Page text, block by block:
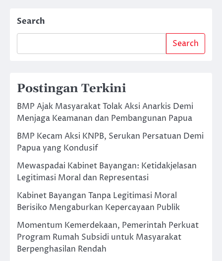
Search
Search
Postingan Terkini
BMP Ajak Masyarakat Tolak Aksi Anarkis Demi
Menjaga Keamanan dan Pembangunan Papua
BMP Kecam Aksi KNPB, Serukan Persatuan Demi
Papua yang Kondusif
Mewaspadai Kabinet Bayangan: Ketidakjelasan
Legitimasi Moral dan Representasi
Kabinet Bayangan Tanpa Legitimasi Moral
Berisiko Mengaburkan Kepercayaan Publik
Momentum Kemerdekaan, Pemerintah Perkuat
Program Rumah Subsidi untuk Masyarakat
Berpenghasilan Rendah